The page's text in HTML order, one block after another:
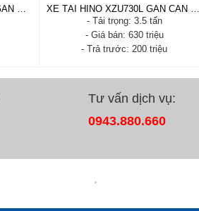
- Năm sản xuất: 2019
- Tải trọng: 3.45 tấn
- Trả trước: 200 triệu
XE TẢI HINO 3T5 XZU730L GẮN CẨU UNIC 3 TẤN URV340
XE TẢI HINO XZU730L GẮN CẦN CẨU UNIC A340K | 3 TẤN 4 KHÚC
- Tải trọng: 3.5 tấn
- Giá bán: 630 triệu
- Trả trước: 200 triệu
CẦN CẨU UNIC A340K | 3 TẤN 4
- Xuất xứ: Nhật Bản
- Tình trạng: mới 100% - Cabin
Xem chi tiết
Tư vấn dịch vụ:
0943.880.660